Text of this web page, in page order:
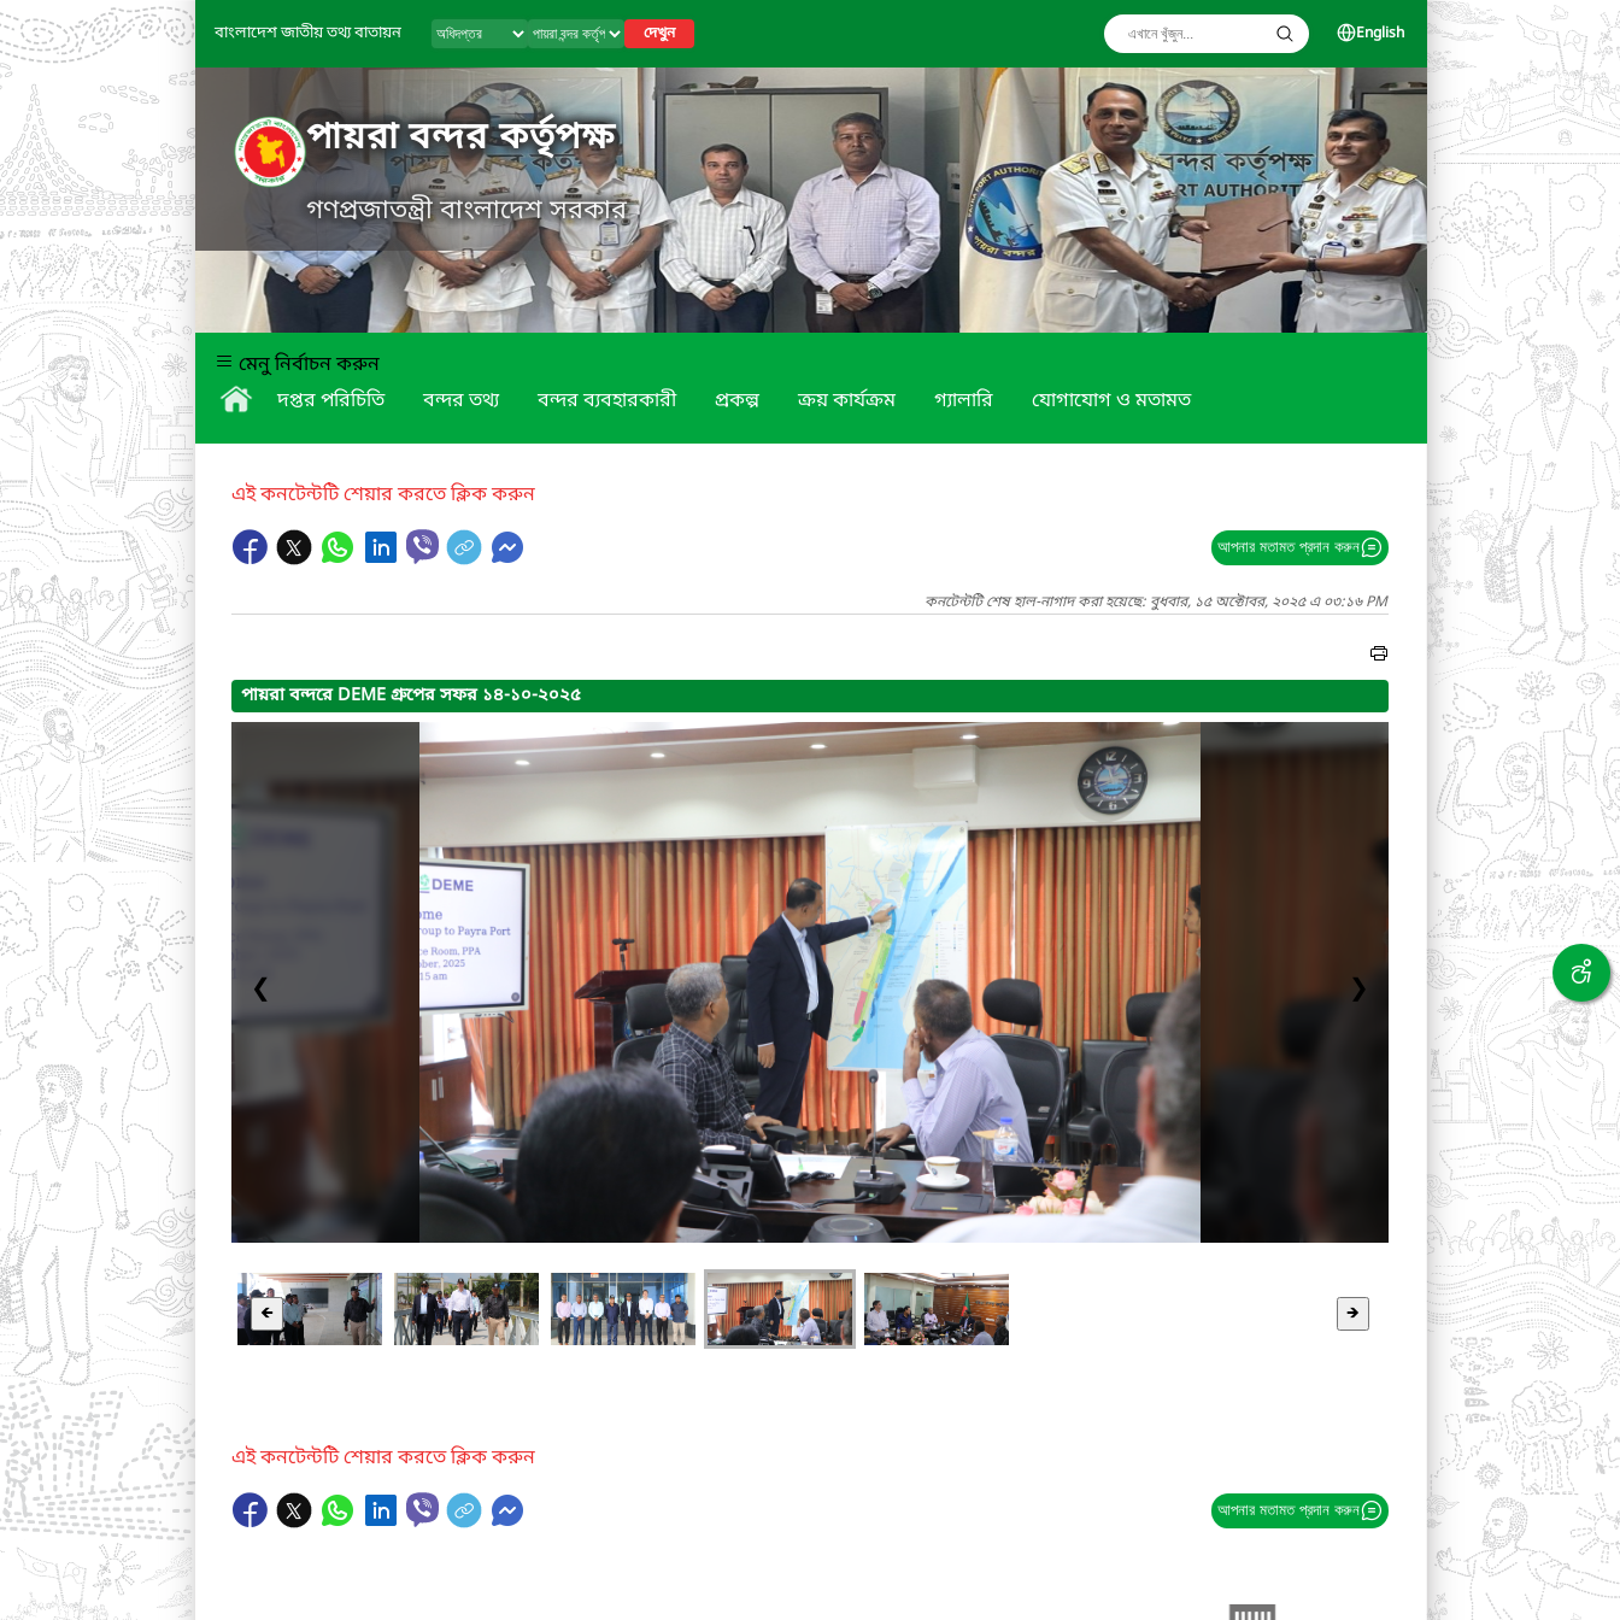
বাংলাদেশ জাতীয় তথ্য বাতায়ন দেখুন English
পায়রা বন্দর কর্তৃপক্ষ
গণপ্রজাতন্ত্রী বাংলাদেশ সরকার
মেনু নির্বাচন করুন
দপ্তর পরিচিতি
বন্দর তথ্য বন্দর ব্যবহারকারী প্রকল্প ক্রয় কার্যক্রম গ্যালারি যোগাযোগ ও মতামত
এই কনটেন্টটি শেয়ার করতে ক্লিক করুন
আপনার মতামত প্রদান করুন
কনটেন্টটি শেষ হাল-নাগাদ করা হয়েছে: বুধবার, ১৫ অক্টোবর, ২০২৫ এ ০৩:১৬ PM
পায়রা বন্দরে DEME গ্রুপের সফর ১৪-১০-২০২৫
❮ ❯
🡸 🡺
এই কনটেন্টটি শেয়ার করতে ক্লিক করুন
আপনার মতামত প্রদান করুন